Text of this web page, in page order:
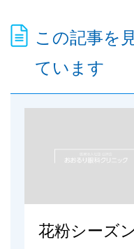
この記事を
ています
花粉シーズ